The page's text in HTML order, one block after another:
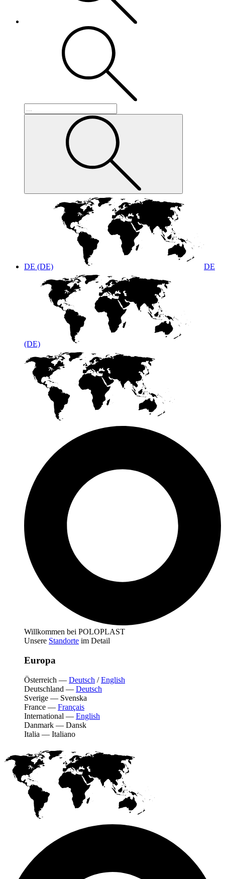
DE (DE) DE
(DE)
Willkommen bei POLOPLAST
Unsere Standorte im Detail
Europa
Österreich — Deutsch /English
Deutschland — Deutsch
Sverige — Svenska
France — Français
International — English
Danmark — Dansk
Italia — Italiano